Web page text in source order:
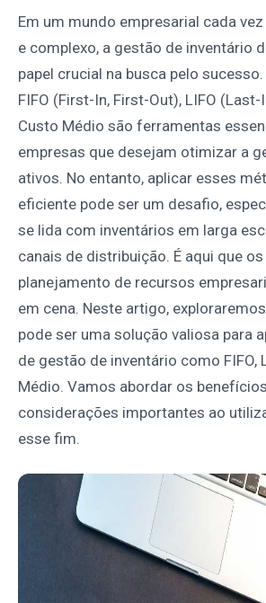
Em um mundo empresarial cada
e complexo, a gestão de inventário
papel crucial na busca pelo
FIFO (First-In, First-Out), LIFO
Custo Médio são ferramentas
empresas que desejam otimizar a
ativos. No entanto, aplicar esses
eficiente pode ser um desafio,
se lida com inventários em larga
canais de distribuição. É aqui que
planejamento de recursos
em cena. Neste artigo,
pode ser uma solução valiosa para
de gestão de inventário como FIFO,
Médio. Vamos abordar os
considerações importantes ao
esse fim.